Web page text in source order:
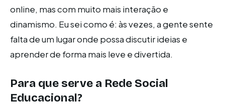
online, mas com muito mais interação e
dinamismo. Eu sei como é: às vezes, a gente sente
falta de um lugar onde possa discutir ideias e
aprender de forma mais leve e divertida.
Para que serve a Rede Social
Educacional?